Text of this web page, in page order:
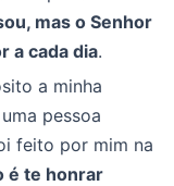
mas o Senhor
a cada dia.
a minha
pessoa
feito por mim na
é te honrar